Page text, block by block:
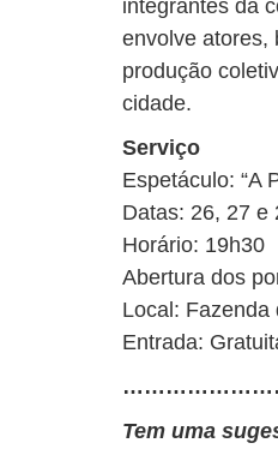
integrantes da
envolve atores,
produção
cidade.
Serviço
Espetáculo: “A
Datas: 26, 27 e
Horário: 19h30
Abertura dos
Local: Fazenda
Entrada:
Tem uma